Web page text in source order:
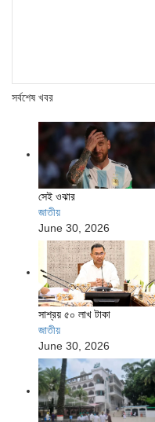
সর্বশেষ খবর
সেই ওঝার
জাতীয়
June 30, 2026
সাশ্রয় ৫০ লাখ টাকা
জাতীয়
June 30, 2026